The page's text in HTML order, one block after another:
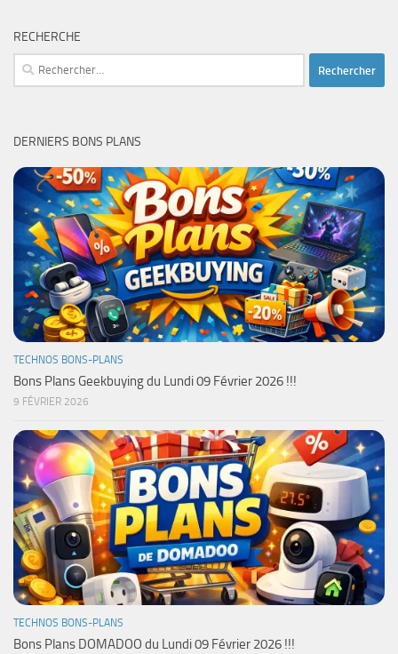
RECHERCHE
Rechercher :
DERNIERS BONS PLANS
TECHNOS BONS-PLANS
Bons Plans Geekbuying du Lundi 09 Février 2026 !!!
9 FÉVRIER 2026
TECHNOS BONS-PLANS
Bons Plans DOMADOO du Lundi 09 Février 2026 !!!